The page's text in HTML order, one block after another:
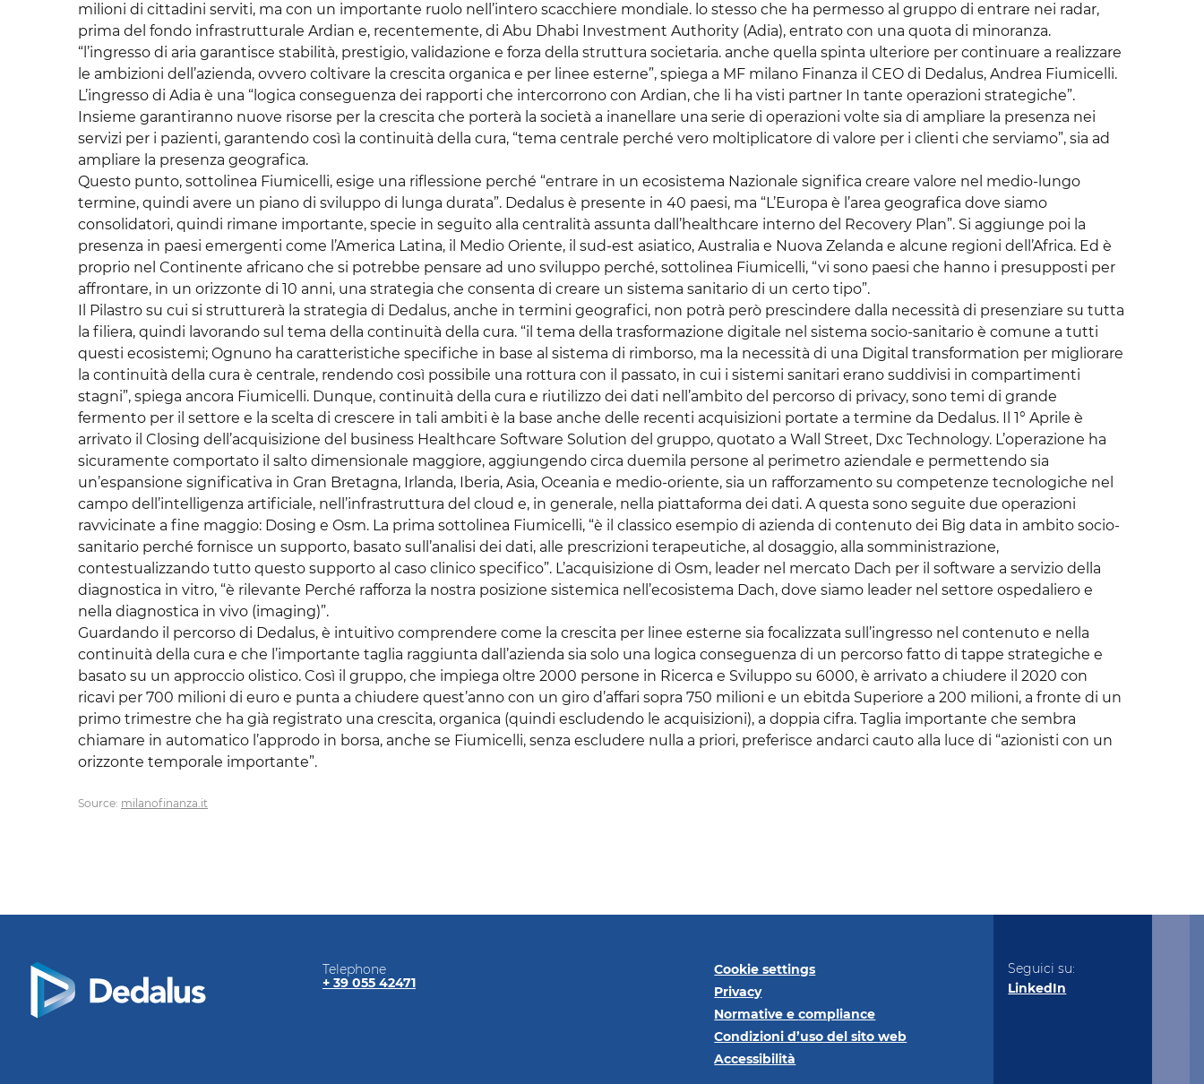
milioni di cittadini serviti, ma con un importante ruolo nell’intero scacchiere mondiale. lo stesso che ha permesso al gruppo di entrare nei radar,
prima del fondo infrastrutturale Ardian e, recentemente, di Abu Dhabi Investment Authority (Adia), entrato con una quota di minoranza.
“l’ingresso di aria garantisce stabilità, prestigio, validazione e forza della struttura societaria. anche quella spinta ulteriore per continuare a realizzare
le ambizioni dell’azienda, ovvero coltivare la crescita organica e per linee esterne”, spiega a MF milano Finanza il CEO di Dedalus, Andrea Fiumicelli.
L’ingresso di Adia è una “logica conseguenza dei rapporti che intercorrono con Ardian, che li ha visti partner In tante operazioni strategiche”.
Insieme garantiranno nuove risorse per la crescita che porterà la società a inanellare una serie di operazioni volte sia di ampliare la presenza nei
servizi per i pazienti, garantendo così la continuità della cura, “tema centrale perché vero moltiplicatore di valore per i clienti che serviamo”, sia ad
ampliare la presenza geografica.
Questo punto, sottolinea Fiumicelli, esige una riflessione perché “entrare in un ecosistema Nazionale significa creare valore nel medio-lungo
termine, quindi avere un piano di sviluppo di lunga durata”. Dedalus è presente in 40 paesi, ma “L’Europa è l’area geografica dove siamo
consolidatori, quindi rimane importante, specie in seguito alla centralità assunta dall’healthcare interno del Recovery Plan”. Si aggiunge poi la
presenza in paesi emergenti come l’America Latina, il Medio Oriente, il sud-est asiatico, Australia e Nuova Zelanda e alcune regioni dell’Africa. Ed è
proprio nel Continente africano che si potrebbe pensare ad uno sviluppo perché, sottolinea Fiumicelli, “vi sono paesi che hanno i presupposti per
affrontare, in un orizzonte di 10 anni, una strategia che consenta di creare un sistema sanitario di un certo tipo”.
Il Pilastro su cui si strutturerà la strategia di Dedalus, anche in termini geografici, non potrà però prescindere dalla necessità di presenziare su tutta
la filiera, quindi lavorando sul tema della continuità della cura. “il tema della trasformazione digitale nel sistema socio-sanitario è comune a tutti
questi ecosistemi; Ognuno ha caratteristiche specifiche in base al sistema di rimborso, ma la necessità di una Digital transformation per migliorare
la continuità della cura è centrale, rendendo così possibile una rottura con il passato, in cui i sistemi sanitari erano suddivisi in compartimenti
stagni”, spiega ancora Fiumicelli. Dunque, continuità della cura e riutilizzo dei dati nell’ambito del percorso di privacy, sono temi di grande
fermento per il settore e la scelta di crescere in tali ambiti è la base anche delle recenti acquisizioni portate a termine da Dedalus. Il 1° Aprile è
arrivato il Closing dell’acquisizione del business Healthcare Software Solution del gruppo, quotato a Wall Street, Dxc Technology. L’operazione ha
sicuramente comportato il salto dimensionale maggiore, aggiungendo circa duemila persone al perimetro aziendale e permettendo sia
un’espansione significativa in Gran Bretagna, Irlanda, Iberia, Asia, Oceania e medio-oriente, sia un rafforzamento su competenze tecnologiche nel
campo dell’intelligenza artificiale, nell’infrastruttura del cloud e, in generale, nella piattaforma dei dati. A questa sono seguite due operazioni
ravvicinate a fine maggio: Dosing e Osm. La prima sottolinea Fiumicelli, “è il classico esempio di azienda di contenuto dei Big data in ambito socio-
sanitario perché fornisce un supporto, basato sull’analisi dei dati, alle prescrizioni terapeutiche, al dosaggio, alla somministrazione,
contestualizzando tutto questo supporto al caso clinico specifico”. L’acquisizione di Osm, leader nel mercato Dach per il software a servizio della
diagnostica in vitro, “è rilevante Perché rafforza la nostra posizione sistemica nell’ecosistema Dach, dove siamo leader nel settore ospedaliero e
nella diagnostica in vivo (imaging)”.
Guardando il percorso di Dedalus, è intuitivo comprendere come la crescita per linee esterne sia focalizzata sull’ingresso nel contenuto e nella
continuità della cura e che l’importante taglia raggiunta dall’azienda sia solo una logica conseguenza di un percorso fatto di tappe strategiche e
basato su un approccio olistico. Così il gruppo, che impiega oltre 2000 persone in Ricerca e Sviluppo su 6000, è arrivato a chiudere il 2020 con
ricavi per 700 milioni di euro e punta a chiudere quest’anno con un giro d’affari sopra 750 milioni e un ebitda Superiore a 200 milioni, a fronte di un
primo trimestre che ha già registrato una crescita, organica (quindi escludendo le acquisizioni), a doppia cifra. Taglia importante che sembra
chiamare in automatico l’approdo in borsa, anche se Fiumicelli, senza escludere nulla a priori, preferisce andarci cauto alla luce di “azionisti con un
orizzonte temporale importante”.
Source: milanofinanza.it
Telephone
+ 39 055 42471
Cookie settings
Privacy
Normative ecompliance
Condizioni d’uso del sitoweb
Accessibilità
Seguici su:
LinkedIn